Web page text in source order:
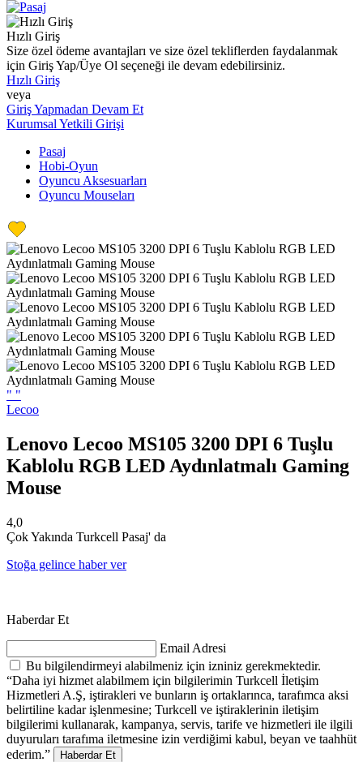
Hızlı Giriş
Size özel ödeme avantajları ve size özel tekliflerden faydalanmak
için Giriş Yap/Üye Ol seçeneği ile devam edebilirsiniz.
Hızlı Giriş
veya
Giriş Yapmadan Devam Et
Kurumsal Yetkili Girişi
Pasaj
Hobi-Oyun
Oyuncu Aksesuarları
Oyuncu Mouseları
" "
Lecoo
Lenovo Lecoo MS105 3200 DPI 6 Tuşlu
Kablolu RGB LED Aydınlatmalı Gaming
Mouse
4,0
Çok Yakında Turkcell Pasaj' da
Stoğa gelince haber ver
Haberdar Et
Email Adresi
Bu bilgilendirmeyi alabilmeniz için izniniz gerekmektedir.
“Daha iyi hizmet alabilmem için bilgilerimin Turkcell İletişim
Hizmetleri A.Ş, iştirakleri ve bunların iş ortaklarınca, tarafımca aksi
belirtiline kadar işlenmesine; Turkcell ve iştiraklerinin iletişim
bilgilerimi kullanarak, kampanya, servis, tarife ve hizmetleri ile ilgili
duyuruları tarafıma iletmesine izin verdiğimi kabul, beyan ve taahhüt
ederim.”
Haberdar Et